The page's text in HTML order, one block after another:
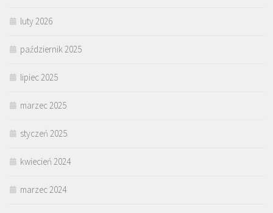
luty 2026
październik 2025
lipiec 2025
marzec 2025
styczeń 2025
kwiecień 2024
marzec 2024